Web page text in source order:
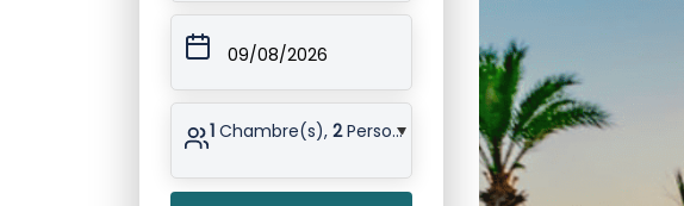
09/08/2026
1 Chambre(s),2Personne(s)